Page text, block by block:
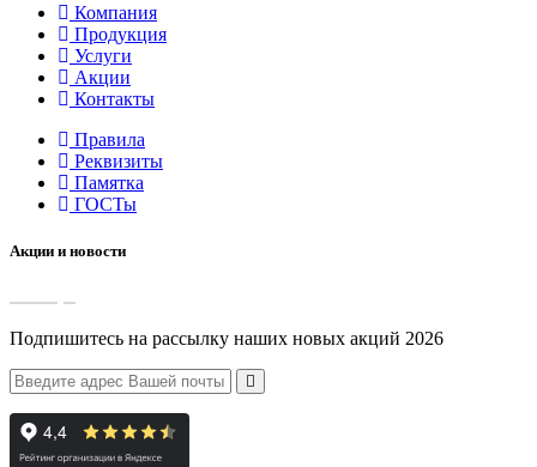
Компания
Продукция
Услуги
Акции
Контакты
Правила
Реквизиты
Памятка
ГОСТы
Акции и новости
Подпишитесь на рассылку наших новых акций 2026